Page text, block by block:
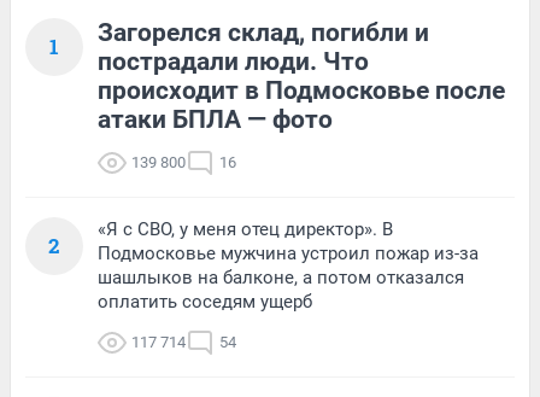
1
Загорелся склад, погибли и
пострадали люди. Что
происходит в Подмосковье после
атаки БПЛА — фото
139 800 16
2
«Я с СВО, у меня отец директор». В
Подмосковье мужчина устроил пожар из-за
шашлыков на балконе, а потом отказался
оплатить соседям ущерб
117 714 54